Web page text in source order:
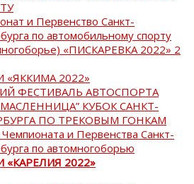
и Первенство Санкт-
по автомобильному спорту
«ПИСКАРЕВКА 2022» 2
«ЯККИМА 2022»
ФЕСТИВАЛЬ АВТОСПОРТА
КУБОК САНКТ-
ПО ТРЕКОВЫМ ГОНКАМ
Чемпионата и Первенства Санкт-
по автомногоборью
«КАРЕЛИЯ 2022»